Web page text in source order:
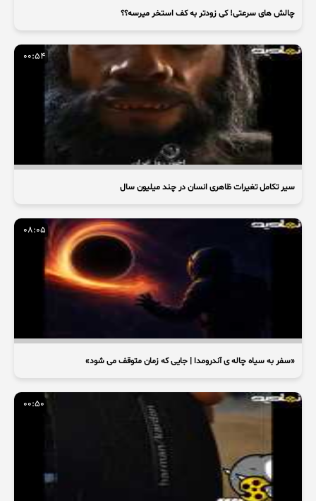
چالش های سرعتی! کی زودتر به کف استخر میرسه؟؟
00:54
سیر تکامل تغیرات ظاهری انسان در چند میلیون سال
08:05
«سفر به سیاه چاله ی آندرومدا | جایی که زمان متوقف می شود»
00:50